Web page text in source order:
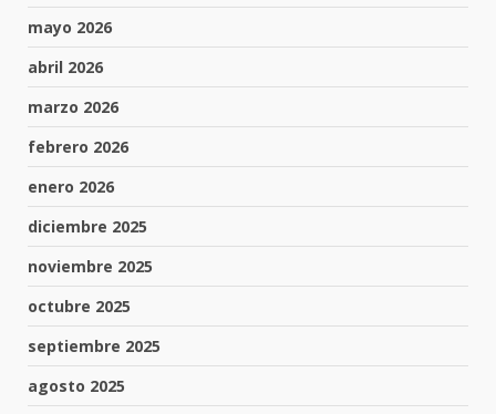
mayo 2026
abril 2026
marzo 2026
febrero 2026
enero 2026
diciembre 2025
noviembre 2025
octubre 2025
septiembre 2025
agosto 2025